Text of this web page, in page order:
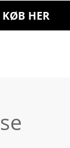
KØB HER